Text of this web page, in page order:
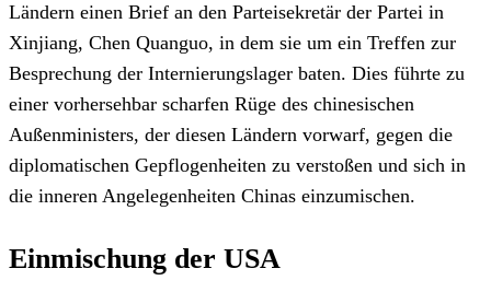
Ländern einen Brief an den Parteisekretär der Partei in
Xinjiang, Chen Quanguo, in dem sie um ein Treffen zur
Besprechung der Internierungslager baten. Dies führte zu
einer vorhersehbar scharfen Rüge des chinesischen
Außenministers, der diesen Ländern vorwarf, gegen die
diplomatischen Gepflogenheiten zu verstoßen und sich in
die inneren Angelegenheiten Chinas einzumischen.
Einmischung der USA